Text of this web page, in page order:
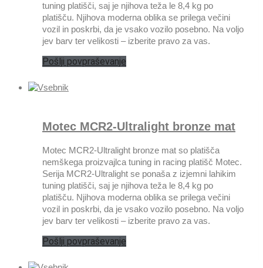
tuning platišči, saj je njihova teža le 8,4 kg po
platišču. Njihova moderna oblika se prilega večini
vozil in poskrbi, da je vsako vozilo posebno. Na voljo
jev barv ter velikosti – izberite pravo za vas.
Pošlji povpraševanje
Motec MCR2-Ultralight bronze mat
Motec MCR2-Ultralight bronze mat so platišča
nemškega proizvajlca tuning in racing platišč Motec.
Serija MCR2-Ultralight se ponaša z izjemni lahikim
tuning platišči, saj je njihova teža le 8,4 kg po
platišču. Njihova moderna oblika se prilega večini
vozil in poskrbi, da je vsako vozilo posebno. Na voljo
jev barv ter velikosti – izberite pravo za vas.
Pošlji povpraševanje